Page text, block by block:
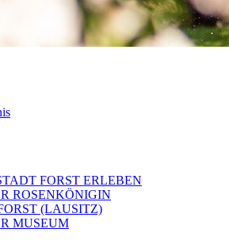
FORST ERLEBEN
ROSENKÖNIGIN
(LAUSITZ)
MUSEUM